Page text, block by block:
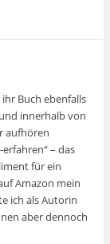
Buch ebenfalls
innerhalb von
aufhören
– das
für ein
Amazon mein
ich als Autorin
aber dennoch